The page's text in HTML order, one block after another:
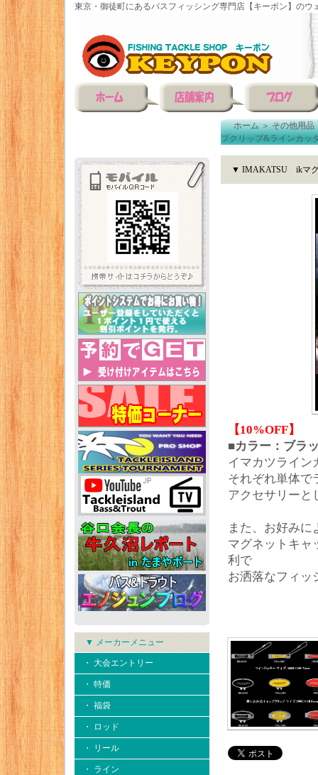
東京・御徒町にあるバスフィッシング専門店【キーポン】のウ
▼ メーカーメニュー
・ 大会エントリー
・ 特価
・ 福袋
・ ロッド
・ リール
・ ライン
ホーム＞その他用品
プクリップ&ラインカッ
▼ IMAKATSU ikマグ
【10%OFF】
■カラー：ブ
イマカツライン
それぞれ単体で
アクセサリーと
また、お好み
マグネットキャ
利で
お洒落なフィッ